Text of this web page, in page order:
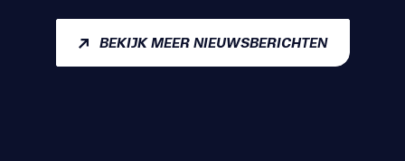
BEKIJK MEER NIEUWSBERICHTEN